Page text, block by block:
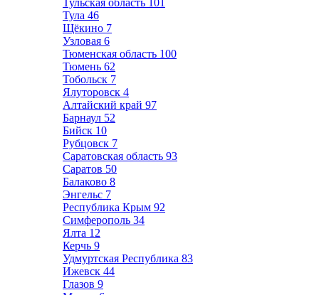
Тульская область 101
Тула 46
Щёкино 7
Узловая 6
Тюменская область 100
Тюмень 62
Тобольск 7
Ялуторовск 4
Алтайский край 97
Барнаул 52
Бийск 10
Рубцовск 7
Саратовская область 93
Саратов 50
Балаково 8
Энгельс 7
Республика Крым 92
Симферополь 34
Ялта 12
Керчь 9
Удмуртская Республика 83
Ижевск 44
Глазов 9